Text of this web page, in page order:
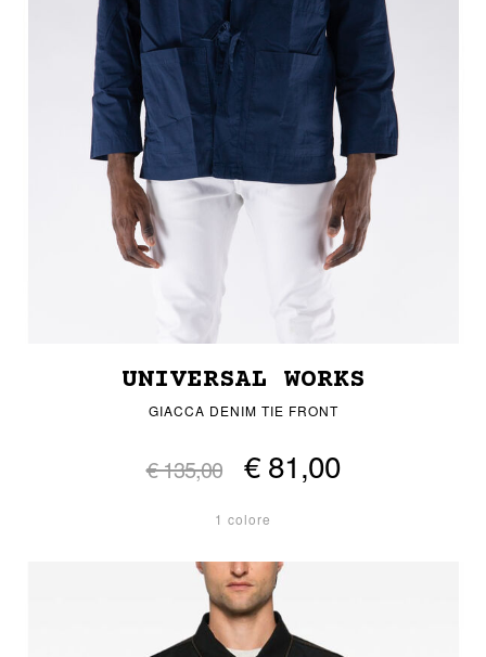
UNIVERSAL WORKS
GIACCA DENIM TIE FRONT
€ 135,00 € 81,00
1 colore